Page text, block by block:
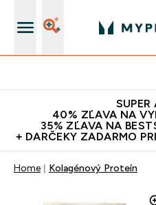
SUPER
40% ZĽAVA NA
35% ZĽAVA NA
+ DARČEKY ZADARMO
Home Kolagénový Proteín